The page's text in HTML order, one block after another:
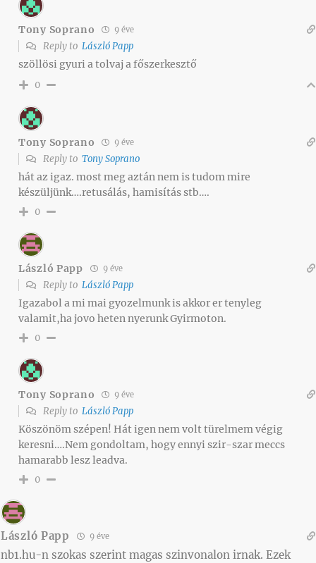
Tony Soprano 9 éve
Reply to László Papp
szöllösi gyuri a tolvaj a főszerkesztő
0
Tony Soprano 9 éve
Reply to Tony Soprano
hát az igaz. most meg aztán nem is tudom mire
készüljünk….retusálás, hamisítás stb….
0
László Papp 9 éve
Reply to László Papp
Igazabol a mi mai gyozelmunk is akkor er tenyleg
valamit,ha jovo heten nyerunk Gyirmoton.
0
Tony Soprano 9 éve
Reply to László Papp
Köszönöm szépen! Hát igen nem volt türelmem végig
keresni….Nem gondoltam, hogy ennyi szir-szar meccs
hamarabb lesz leadva.
0
László Papp 9 éve
nb1.hu-n szokas szerint magas szinvonalon irnak. Ezek